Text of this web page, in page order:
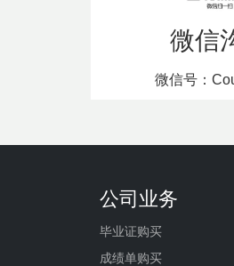
微信
微信号：
公司业务
毕业证购买
成绩单购买